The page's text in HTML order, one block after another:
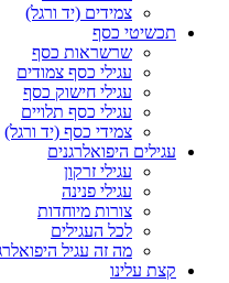
צמידים (יד ורגל)
תכשיטי כסף
שרשראות כסף
עגילי כסף צמודים
עגילי חישוק כסף
עגילי כסף תלויים
צמידי כסף (יד ורגל)
עגילים היפואלרגנים
עגילי זרקון
עגילי פנינה
צורות מיוחדות
לכל העגילים
מה זה עגיל
קצת עלינו